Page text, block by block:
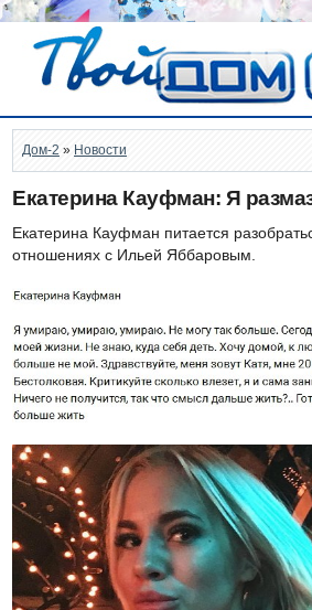
Дом-2 » Новости
Екатерина Кауфман: Я
Екатерина Кауфман питается
отношениях с Ильей Яббаровым.